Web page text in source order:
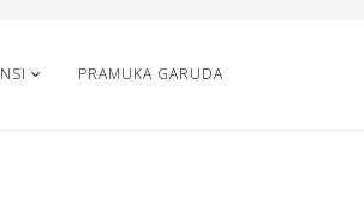
PRAMUKA GARUDA